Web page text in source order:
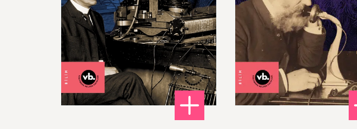
280,00 ₺
DETAYLI BİLGİ : Ernest Rutherford ve Atomun Parçalanışı
280,00 ₺
DETAYLI BİLGİ: